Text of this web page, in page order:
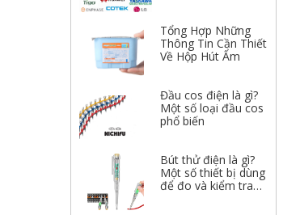
Tổng Hợp Những
Thông Tin Cần Thiết
Về Hộp Hút Ẩm
Đầu cos điện là gì?
Một số loại đầu cos
phổ biến
Bút thử điện là gì?
Một số thiết bị dùng
để đo và kiểm tra